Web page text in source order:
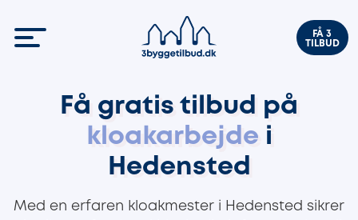
FÅ 3
TILBUD
Få gratis tilbud på
kloakarbejde i
Hedensted
Med en erfaren kloakmester i Hedensted sikrer